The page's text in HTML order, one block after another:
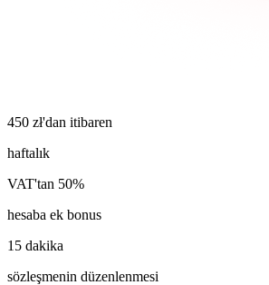
450 zł'dan itibaren
haftalık
VAT'tan 50%
hesaba ek bonus
15 dakika
sözleşmenin düzenlenmesi